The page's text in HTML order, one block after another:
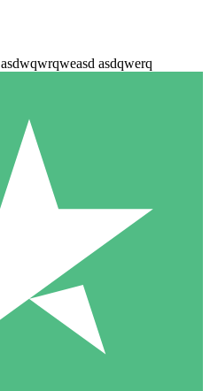
asdwqwrqweasd asdqwerq